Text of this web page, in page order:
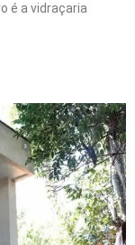
é a vidraçaria